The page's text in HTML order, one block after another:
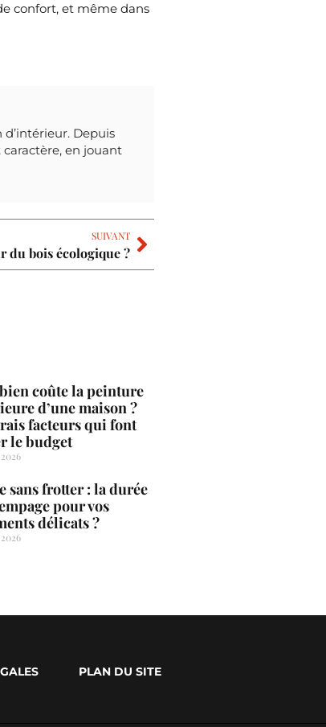
confort, et même dans
Depuis
en jouant
SUIVANT
bois écologique ?
coûte la peinture
d’une maison ?
facteurs qui font
le budget
sans frotter : la durée
pour vos
délicats ?
PLAN DU SITE